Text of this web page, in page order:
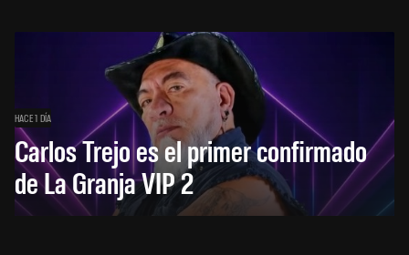
HACE 1 DÍA
Carlos Trejo es el primer confirmado
de La Granja VIP 2